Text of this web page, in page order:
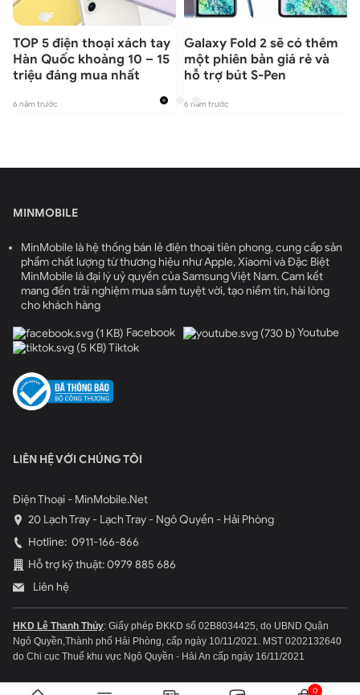
TOP 5 điện thoại xách tay
Hàn Quốc khoảng 10 – 15
triệu đáng mua nhất
6 năm trước
Galaxy Fold 2 sẽ có thêm
một phiên bản giá rẻ và
hỗ trợ bút S-Pen
6 năm trước
MINMOBILE
MinMobile là hệ thống bán lẻ điện thoại tiên phong, cung cấp sản
phẩm chất lượng từ thương hiệu như Apple, Xiaomi và Đặc Biệt
MinMobile là đại lý uỷ quyền của Samsung Việt Nam. Cam kết
mang đến trải nghiệm mua sắm tuyệt vời, tạo niềm tin, hài lòng
cho khách hàng
Facebook
Youtube
Tiktok
LIÊN HỆ VỚI CHÚNG TÔI
Điện Thoại - MinMobile.Net
20 Lạch Tray - Lạch Tray - Ngô Quyền - Hải Phòng
Hotline: 0911-166-866
Hỗ trợ kỹ thuật: 0979 885 686
Liên hệ
HKD Lê Thanh Thủy: Giấy phép ĐKKD số 02B8034425, do UBND Quận
Ngô Quyền,Thành phố Hải Phòng, cấp ngày 10/11/2021.
MST 0202132640
do Chi cục Thuế khu vực Ngô Quyền - Hải An cấp ngày 16/11/2021
0